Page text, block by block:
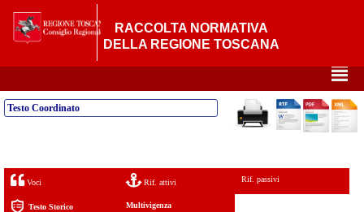
RACCOLTA NORMATIVA
DELLA REGIONE TOSCANA
²
Testo Coordinato
Voci Rif. attivi Rif. passivi
Testo Storico Multivigenza